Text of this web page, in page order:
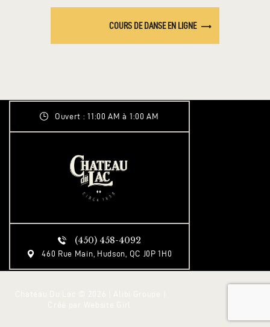
I
A
N
É
N
COURS DE DANSE EN LIGNE
Ouvert : 11:00 AM à 1:00 AM
(450) 458-4092
460 Rue Main, Hudson, QC J0P 1H0